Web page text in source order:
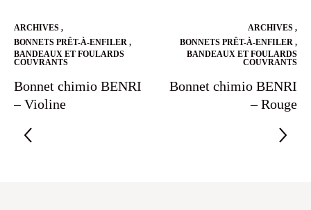
ARCHIVES ,
BONNETS PRÊT-À-ENFILER ,
BANDEAUX ET FOULARDS
COUVRANTS
Bonnet chimio BENRI
– Violine
ARCHIVES ,
BONNETS PRÊT-À-ENFILER ,
BANDEAUX ET FOULARDS
COUVRANTS
Bonnet chimio BENRI
– Rouge